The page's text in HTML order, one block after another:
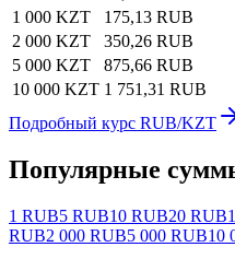
1 000 KZT
175,13 RUB
2 000 KZT
350,26 RUB
5 000 KZT
875,66 RUB
10 000 KZT 1 751,31 RUB
Подробный курс RUB/KZT
Популярные
1 RUB5 RUB10 RUB20 RUB
RUB2 000 RUB5 000 RUB10